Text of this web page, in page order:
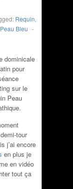
Requin,
Bleu -
dominicale
pour
sur le
Peau
tour
j’ai encore
en plus je
en vidéo
tout ça